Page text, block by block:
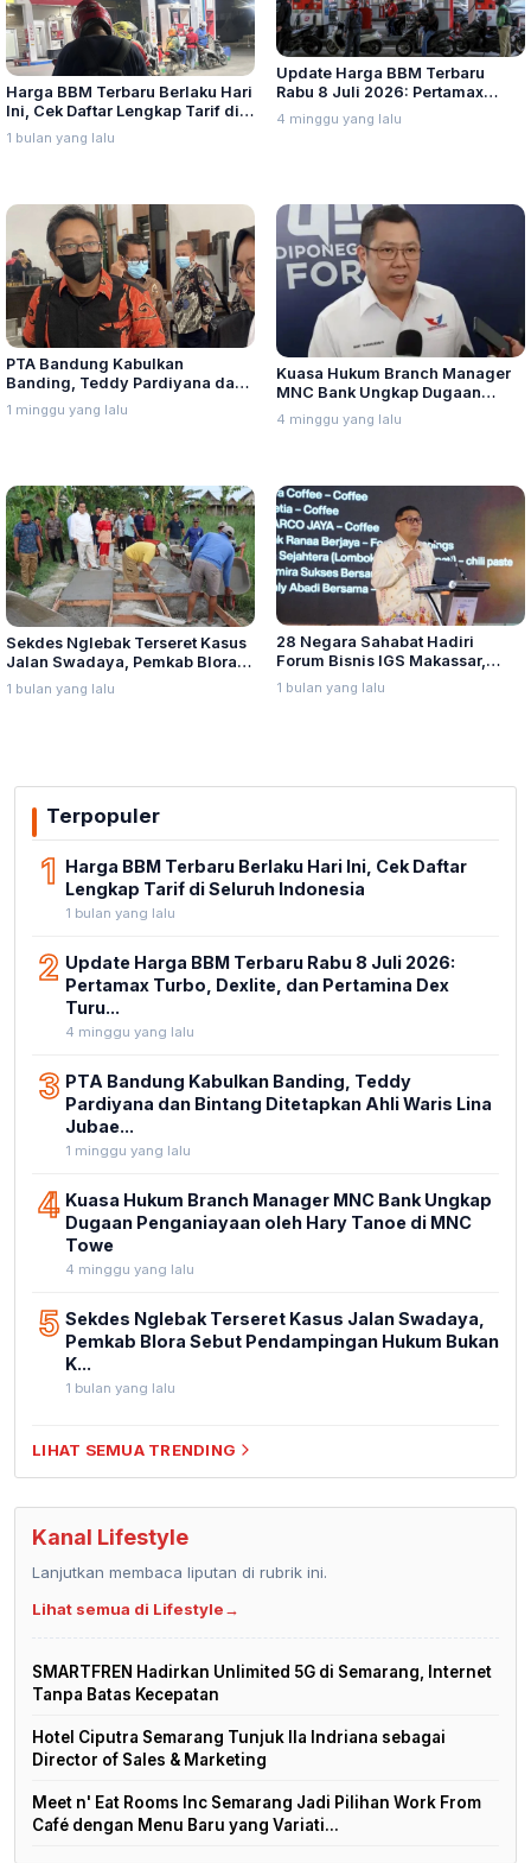
Harga BBM Terbaru Berlaku Hari
Ini, Cek Daftar Lengkap Tarif di
Seluruh Indonesia
1 bulan yang lalu
Update Harga BBM Terbaru
Rabu 8 Juli 2026: Pertamax
Turbo, Dexlite, dan Pertamina
Dex Turun
4 minggu yang lalu
PTA Bandung Kabulkan
Banding, Teddy Pardiyana dan
Bintang Ditetapkan Ahli Waris
Lina Jubaedah
1 minggu yang lalu
Kuasa Hukum Branch Manager
MNC Bank Ungkap Dugaan
Penganiayaan oleh Hary Tanoe
di MNC Towe
4 minggu yang lalu
Sekdes Nglebak Terseret Kasus
Jalan Swadaya, Pemkab Blora
Sebut Pendampingan Hukum
Bukan Kewenangannya
1 bulan yang lalu
28 Negara Sahabat Hadiri
Forum Bisnis IGS Makassar,
Munafri Tawarkan Investasi
Stadion Untia
1 bulan yang lalu
Terpopuler
1
Harga BBM Terbaru Berlaku Hari Ini, Cek Daftar
Lengkap Tarif di Seluruh Indonesia
1 bulan yang lalu
2 Update Harga BBM Terbaru Rabu 8 Juli 2026:
Pertamax Turbo, Dexlite, dan Pertamina Dex
Turu...
4 minggu yang lalu
3 PTA Bandung Kabulkan Banding, Teddy
Pardiyana dan Bintang Ditetapkan Ahli Waris Lina
Jubae...
1 minggu yang lalu
4 Kuasa Hukum Branch Manager MNC Bank Ungkap
Dugaan Penganiayaan oleh Hary Tanoe di MNC
Towe
4 minggu yang lalu
5 Sekdes Nglebak Terseret Kasus Jalan Swadaya,
Pemkab Blora Sebut Pendampingan Hukum Bukan
K...
1 bulan yang lalu
LIHAT SEMUA TRENDING
Kanal Lifestyle
Lanjutkan membaca liputan di rubrik ini.
Lihat semua di Lifestyle→
SMARTFREN Hadirkan Unlimited 5G di Semarang, Internet
Tanpa Batas Kecepatan
Hotel Ciputra Semarang Tunjuk Ila Indriana sebagai
Director of Sales & Marketing
Meet n' Eat Rooms Inc Semarang Jadi Pilihan Work From
Café dengan Menu Baru yang Variati...